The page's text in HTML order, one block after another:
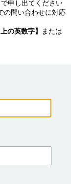
申し出てください
の問い合わせに対応
上の英数字】
または